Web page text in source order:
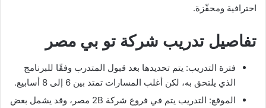
احترافية ومحفّزة.
تفاصيل تدريب شركة تو بي مصر
فترة التدريب: يتم تحديدها بعد قبول المتدرب وفقًا للبرنامج
الذي يلتحق به، لكن أغلب المسارات تمتد بين 6 إلى 8 أسابيع.
الموقع: التدريب يتم في فروع شركة 2B مصر، وقد يشمل بعض